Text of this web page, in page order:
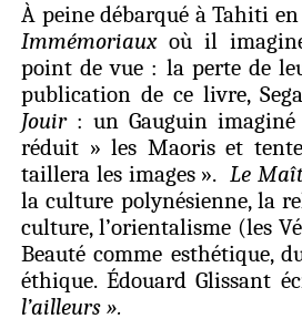
À peine débarqué à Tahiti
Immémoriaux où il
point de vue : la perte de
publication de ce livre,
Jouir: un Gauguin imaginé
réduit » les Maoris et
taillera les images ».Le
la culture polynésienne, la
culture, l’orientalisme (les
Beauté comme esthétique,
éthique. Édouard Glissant
l’ailleurs ».